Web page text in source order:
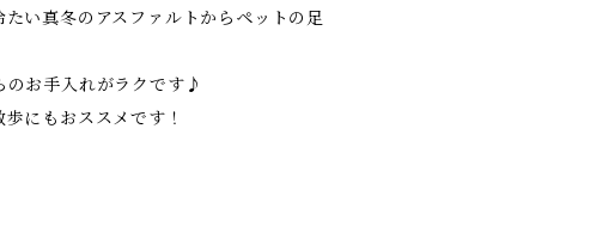
い真冬のアスファルトからペットの足
のお手入れがラクです♪
にもおススメです！